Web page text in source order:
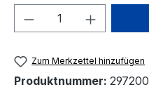
Produkt Anzahl:
Zum Merkzettel hinzufügen
Produktnummer: